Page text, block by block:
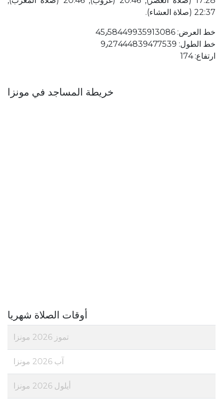
22:37 (صلاة العشاء).
خط العرض: 45٫58449935913086
خط الطول: 9٫27444839477539
ارتفاع: 174
خريطة المساجد في مونزا
أوقات الصلاة شهريا
تموز 2026 مونزا
آب 2026 مونزا
أيلول 2026 مونزا